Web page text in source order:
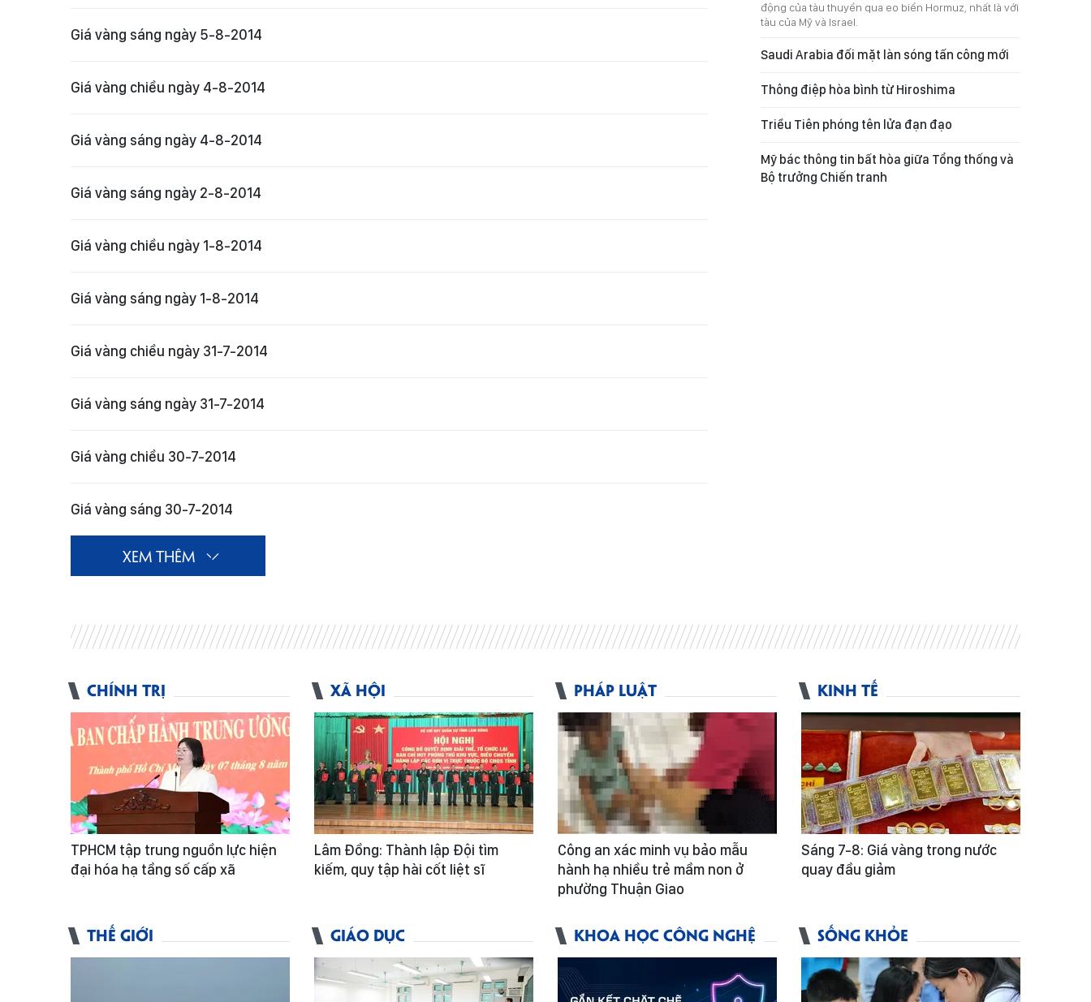
Giá vàng sáng ngày 5-8-2014
Giá vàng chiều ngày 4-8-2014
Giá vàng sáng ngày 4-8-2014
Giá vàng sáng ngày 2-8-2014
Giá vàng chiều ngày 1-8-2014
Giá vàng sáng ngày 1-8-2014
Giá vàng chiều ngày 31-7-2014
Giá vàng sáng ngày 31-7-2014
Giá vàng chiều 30-7-2014
Giá vàng sáng 30-7-2014
XEM THÊM
động của tàu thuyền qua eo biển Hormuz, nhất là với
tàu của Mỹ và Israel.
Saudi Arabia đối mặt làn sóng tấn công mới
Thông điệp hòa bình từ Hiroshima
Triều Tiên phóng tên lửa đạn đạo
Mỹ bác thông tin bất hòa giữa Tổng thống và
Bộ trưởng Chiến tranh
CHÍNH TRỊ
TPHCM tập trung nguồn lực hiện
đại hóa hạ tầng số cấp xã
XÃ HỘI
Lâm Đồng: Thành lập Đội tìm
kiếm, quy tập hài cốt liệt sĩ
PHÁP LUẬT
Công an xác minh vụ bảo mẫu
hành hạ nhiều trẻ mầm non ở
phường Thuận Giao
KINH TẾ
Sáng 7-8: Giá vàng trong nước
quay đầu giảm
THẾ GIỚI GIÁO DỤC KHOA HỌC CÔNG NGHỆ SỐNG KHỎE